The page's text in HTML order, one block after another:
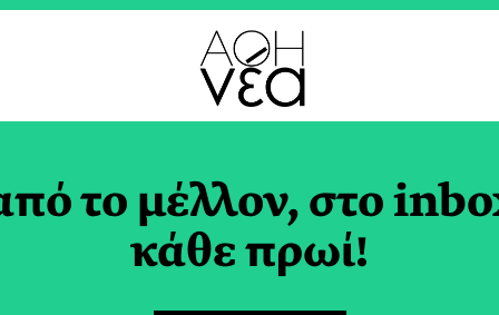
| Η Παιδική
το μέλλον, στο
κάθε πρωί!